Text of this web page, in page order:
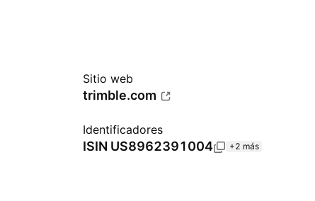
Sitio web
trimble.com
Identificadores
ISIN US8962391004 +2 más